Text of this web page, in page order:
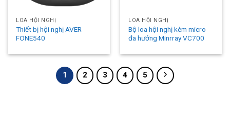
LOA HỘI NGHỊ
Thiết bị hội nghị AVER
FONE540
LOA HỘI NGHỊ
Bộ loa hội nghị kèm micro
đa hướng Minrray VC700
1 2 3 4 5